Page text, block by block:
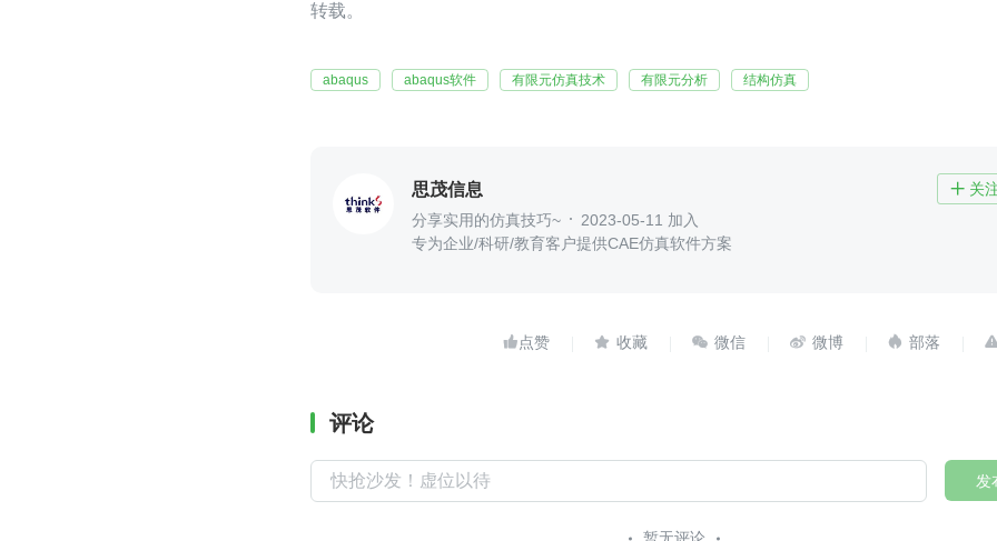
转载。
abaqus abaqus软件 有限元仿真技术 有限元分析 结构仿真
思茂信息  关
分享实用的仿真技巧~
2023-05-11 加入
专为企业/科研/教育客户提供CAE仿真软件方案
    
评论
发